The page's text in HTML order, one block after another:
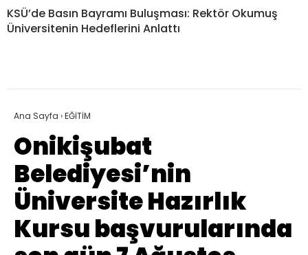
KSÜ’de Basın Bayramı Buluşması: Rektör Okumuş
Üniversitenin Hedeflerini Anlattı
Ana Sayfa ›EĞİTİM
Onikişubat
Belediyesi’nin
Üniversite Hazırlık
Kursu başvurularında